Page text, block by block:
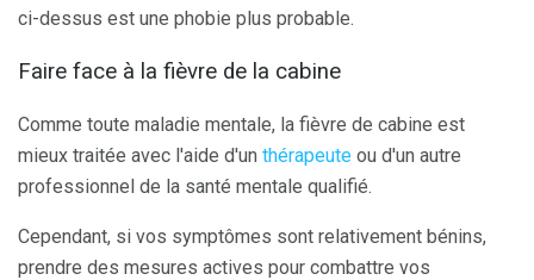
ci-dessus est une phobie plus probable.
Faire face à la fièvre de la cabine
Comme toute maladie mentale, la fièvre de cabine est
mieux traitée avec l'aide d'un thérapeute ou d'un autre
professionnel de la santé mentale qualifié.
Cependant, si vos symptômes sont relativement bénins,
prendre des mesures actives pour combattre vos